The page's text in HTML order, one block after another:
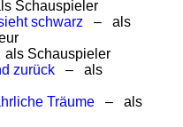
Schauspieler
schwarz – als
Schauspieler
zurück – als
Träume – als